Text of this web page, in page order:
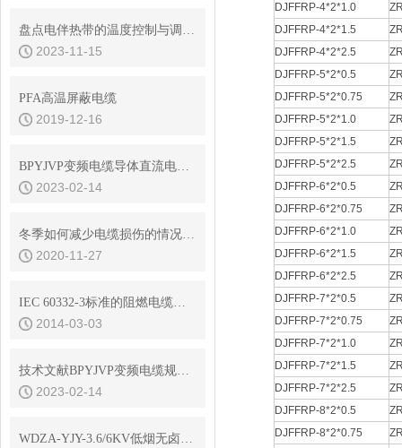
盘点电伴热带的温度控制与调节方法
2023-11-15
PFA高温屏蔽电缆
2019-12-16
BPYJVP变频电缆导体直流电阻值与交流电阻值
2023-02-14
冬季如何减少电缆损伤的情况发生
2020-11-27
IEC 60332-3标准的阻燃电缆试验
2014-03-03
技术文献BPYJVP变频电缆规格参数
2023-02-14
WDZA-YJY-3.6/6KV低烟无卤高压电缆导体电阻
DJFFRP-4*2*1.0
DJFFRP-4*2*1.5
DJFFRP-4*2*2.5
DJFFRP-5*2*0.5
DJFFRP-5*2*0.75
DJFFRP-5*2*1.0
DJFFRP-5*2*1.5
DJFFRP-5*2*2.5
DJFFRP-6*2*0.5
DJFFRP-6*2*0.75
DJFFRP-6*2*1.0
DJFFRP-6*2*1.5
DJFFRP-6*2*2.5
DJFFRP-7*2*0.5
DJFFRP-7*2*0.75
DJFFRP-7*2*1.0
DJFFRP-7*2*1.5
DJFFRP-7*2*2.5
DJFFRP-8*2*0.5
DJFFRP-8*2*0.75